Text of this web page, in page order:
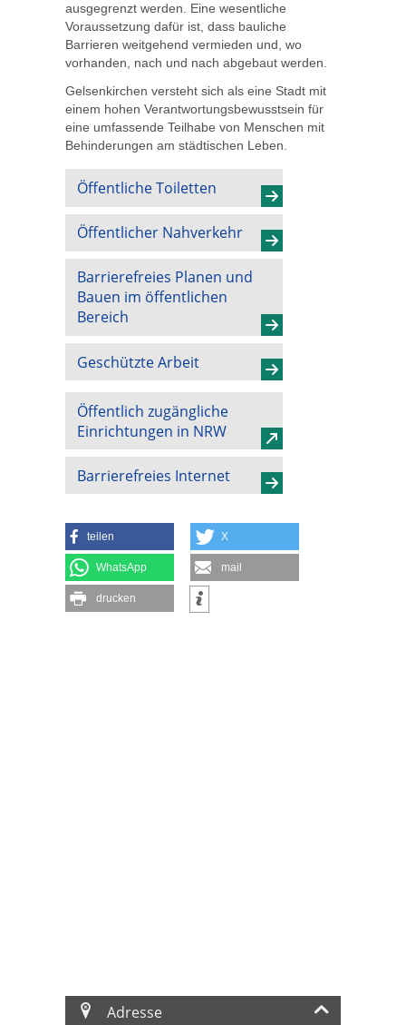
ausgegrenzt werden. Eine wesentliche
Voraussetzung dafür ist, dass bauliche
Barrieren weitgehend vermieden und, wo
vorhanden, nach und nach abgebaut werden.
Gelsenkirchen versteht sich als eine Stadt mit
einem hohen Verantwortungsbewusstsein für
eine umfassende Teilhabe von Menschen mit
Behinderungen am städtischen Leben.
Öffentliche Toiletten
Öffentlicher Nahverkehr
Barrierefreies Planen und
Bauen im öffentlichen
Bereich
Geschützte Arbeit
Öffentlich zugängliche
Einrichtungen in NRW
Barrierefreies Internet
teilen X
WhatsApp mail
drucken
Adresse